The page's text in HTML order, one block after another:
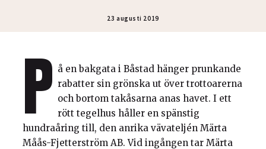
23 augusti 2019
P å en bakgata i Båstad hänger prunkande
rabatter sin grönska ut över trottoarerna
och bortom takåsarna anas havet. I ett
rött tegelhus håller en spänstig
hundraåring till, den anrika vävateljén Märta
Måås-Fjetterström AB. Vid ingången tar Märta